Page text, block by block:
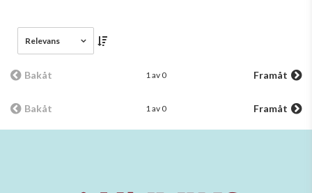
Relevans
Bakåt 1 av 0 Framåt
Bakåt 1 av 0 Framåt